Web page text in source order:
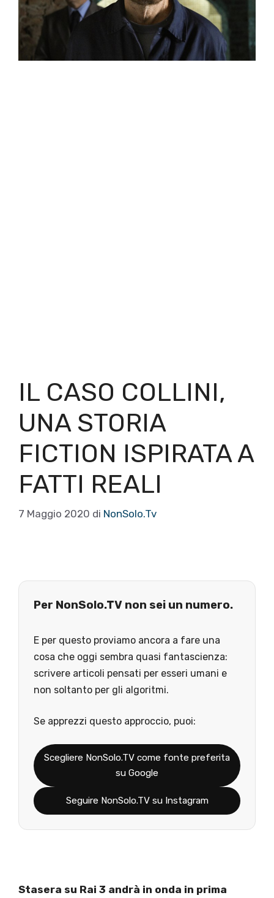
IL CASO COLLINI,
UNA STORIA
FICTION ISPIRATA A
FATTI REALI
7 Maggio 2020 di NonSolo.Tv
Per NonSolo.TV non sei un numero.
E per questo proviamo ancora a fare una
cosa che oggi sembra quasi fantascienza:
scrivere articoli pensati per esseri umani e
non soltanto per gli algoritmi.
Se apprezzi questo approccio, puoi:
Scegliere NonSolo.TV come fonte preferita
su Google
Seguire NonSolo.TV su Instagram
Stasera su Rai 3 andrà in onda in prima